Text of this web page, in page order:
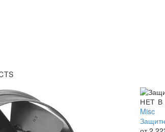
решетка
НЕТ
Misc